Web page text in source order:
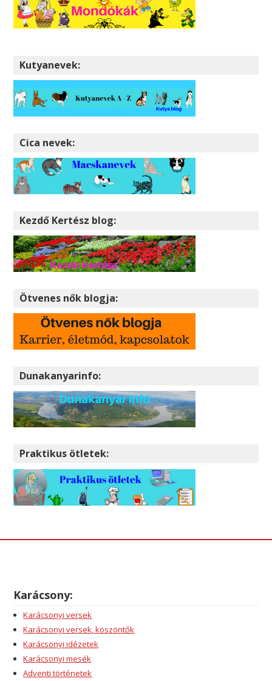
Kutyanevek:
Cica nevek:
Kezdő Kertész blog:
Ötvenes nők blogja:
Dunakanyarinfo:
Praktikus ötletek:
Karácsony:
Karácsonyi versek
Karácsonyi versek, köszöntők
Karácsonyi idézetek
Karácsonyi mesék
Adventi történetek